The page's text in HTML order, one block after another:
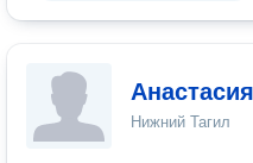
Нижний Тагил